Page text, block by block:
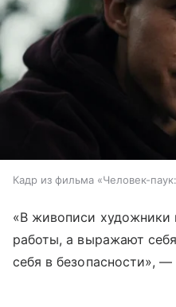
Кадр из фильма «Человек-
«В живописи художники
работы, а выражают
себя в безопасности»,